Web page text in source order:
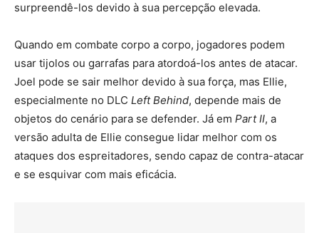
surpreendê-los devido à sua percepção elevada.
Quando em combate corpo a corpo, jogadores podem
usar tijolos ou garrafas para atordoá-los antes de atacar.
Joel pode se sair melhor devido à sua força, mas Ellie,
especialmente no DLC Left Behind, depende mais de
objetos do cenário para se defender. Já em Part II, a
versão adulta de Ellie consegue lidar melhor com os
ataques dos espreitadores, sendo capaz de contra-atacar
e se esquivar com mais eficácia.